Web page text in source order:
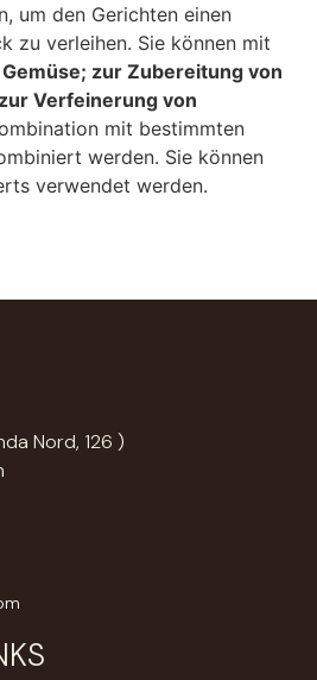
um den Gerichten einen
zu verleihen. Sie können mit
zur Zubereitung von
Verfeinerung von
mit bestimmten
werden. Sie können
verwendet werden.
Nord, 126 )